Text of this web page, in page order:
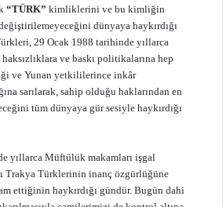
“TÜRK” kimliklerini ve bu kimliğin
dünyaya haykırdığı
29 Ocak 1988 tarihinde yıllarca
ve baskı politikalarına hep
ve Yunan yetkililerince inkâr
sarılarak, sahip olduğu haklarından en
tüm dünyaya gür sesiyle haykırdığı
yıllarca Müftülük makamları işgal
Trakya Türklerinin inanç özgürlüğüne
ettiğinin haykırdığı gündür. Bugün dahi